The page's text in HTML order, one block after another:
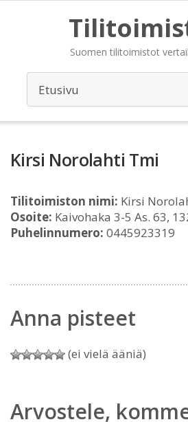
Suomen tilitoimistot
Kirsi Norolahti Tmi
Tilitoimiston nimi: Kirsi
Osoite: Kaivohaka 3-5 As. 63,
Puhelinnumero: 0445923319
Anna pisteet
(ei vielä ääniä)
Arvostele,